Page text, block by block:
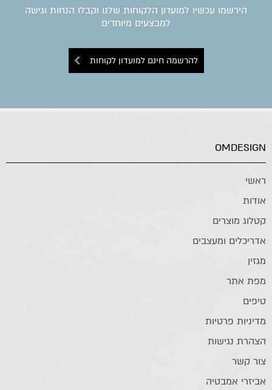
הירשמו עכשיו למועדון הלקוחות שלנו וקבלו הנחות וגישה
למבצעים מיוחדים
להרשמה חינם למועדון לקוחות
OMDESIGN
ראשי
אודות
קטלוג מוצרים
אדריכלים ומעצבים
מגזין
מפת אתר
טיפים
מדיניות פרטיות
הצהרת נגישות
צור קשר
אביזרי אמבטיה